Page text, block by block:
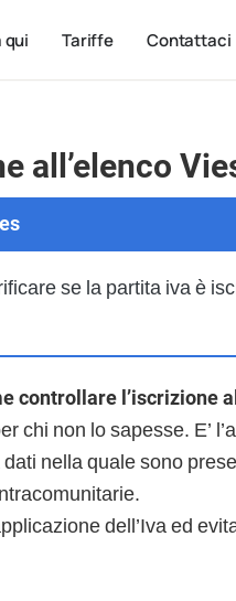
qui Tariffe Contattaci
all’elenco
se la partita iva è
controllare l’iscrizione
chi non lo sapesse. E’
nella quale sono
dell’Iva ed